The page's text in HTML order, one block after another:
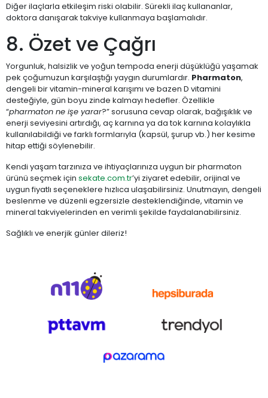
Diğer ilaçlarla etkileşim riski olabilir. Sürekli ilaç kullananlar,
doktora danışarak takviye kullanmaya başlamalıdır.
8. Özet ve Çağrı
Yorgunluk, halsizlik ve yoğun tempoda enerji düşüklüğü yaşamak
pek çoğumuzun karşılaştığı yaygın durumlardır. Pharmaton,
dengeli bir vitamin-mineral karışımı ve bazen D vitamini
desteğiyle, gün boyu zinde kalmayı hedefler. Özellikle
“pharmaton ne işe yarar?” sorusuna cevap olarak, bağışıklık ve
enerji seviyesini artırdığı, aç karnına ya da tok karnına kolaylıkla
kullanılabildiği ve farklı formlarıyla (kapsül, şurup vb.) her kesime
hitap ettiği söylenebilir.
Kendi yaşam tarzınıza ve ihtiyaçlarınıza uygun bir pharmaton
ürünü seçmek için sekate.com.tr’yi ziyaret edebilir, orijinal ve
uygun fiyatlı seçeneklere hızlıca ulaşabilirsiniz. Unutmayın, dengeli
beslenme ve düzenli egzersizle desteklendiğinde, vitamin ve
mineral takviyelerinden en verimli şekilde faydalanabilirsiniz.
Sağlıklı ve enerjik günler dileriz!